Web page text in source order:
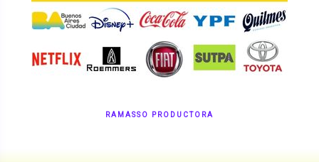
RAMASSO PRODUCTORA